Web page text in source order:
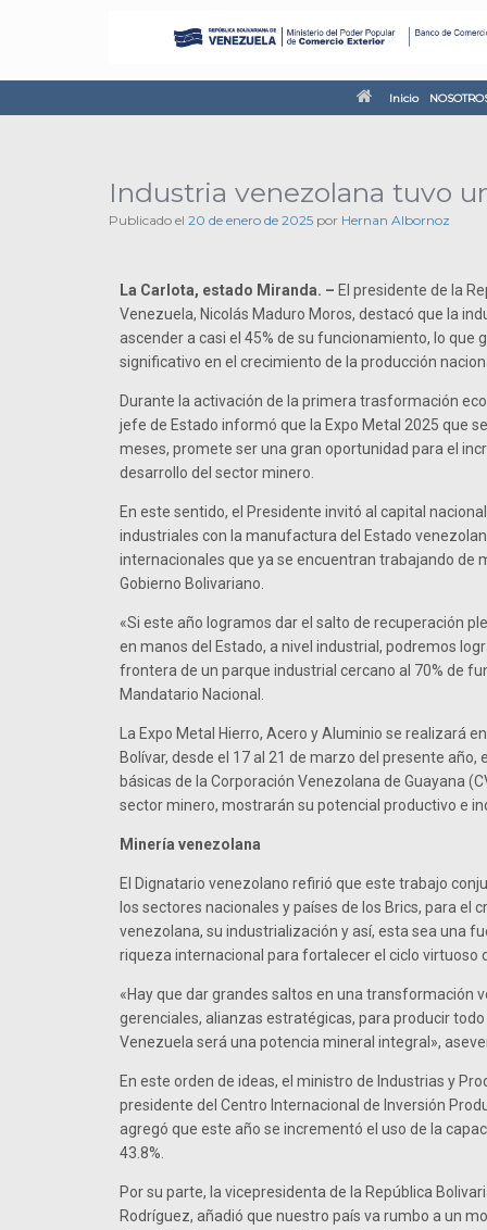
Inicio
Industria venezolana tuvo
Publicado el 20 de enero de 2025 por Hernan Albornoz
La Carlota, estado Miranda. – El presidente de la
Venezuela, Nicolás Maduro Moros, destacó que la
ascender a casi el 45% de su funcionamiento, lo que
significativo en el crecimiento de la producción
Durante la activación de la primera trasformación
jefe de Estado informó que la Expo Metal 2025 que
meses, promete ser una gran oportunidad para el
desarrollo del sector minero.
En este sentido, el Presidente invitó al capital
industriales con la manufactura del Estado
internacionales que ya se encuentran trabajando de
Gobierno Bolivariano.
«Si este año logramos dar el salto de recuperación
en manos del Estado, a nivel industrial, podremos
frontera de un parque industrial cercano al 70% de
Mandatario Nacional.
La Expo Metal Hierro, Acero y Aluminio se realizará
Bolívar, desde el 17 al 21 de marzo del presente año,
básicas de la Corporación Venezolana de Guayana
sector minero, mostrarán su potencial productivo e
Minería venezolana
El Dignatario venezolano refirió que este trabajo
los sectores nacionales y países de los Brics, para el
venezolana, su industrialización y así, esta sea una
riqueza internacional para fortalecer el ciclo virtuoso
«Hay que dar grandes saltos en una transformación
gerenciales, alianzas estratégicas, para producir
Venezuela será una potencia mineral integral»,
En este orden de ideas, el ministro de Industrias y
presidente del Centro Internacional de Inversión
agregó que este año se incrementó el uso de la
43.8%.
Por su parte, la vicepresidenta de la República
Rodríguez, añadió que nuestro país va rumbo a un